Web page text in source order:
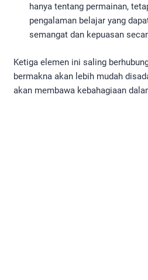
hanya tentang permainan,
pengalaman belajar yang
semangat dan kepuasan
Ketiga elemen ini saling
bermakna akan lebih mudah
akan membawa kebahagiaan